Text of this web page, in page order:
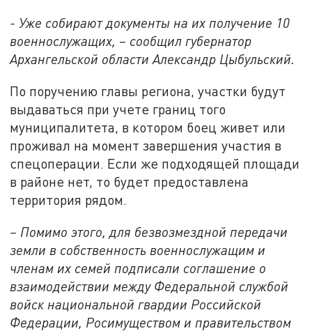
- Уже собирают документы на их получение 10
военнослужащих, – сообщил губернатор
Архангельской области Александр Цыбульский.
По поручению главы региона, участки будут
выдаваться при учете границ того
муниципалитета, в котором боец живет или
проживал на момент завершения участия в
спецоперации. Если же подходящей площади
в районе нет, то будет предоставлена
территория рядом.
– Помимо этого, для безвозмездной передачи
земли в собственность военнослужащим и
членам их семей подписали соглашение о
взаимодействии между Федеральной службой
войск национальной гвардии Российской
Федерации, Росимуществом и правительством